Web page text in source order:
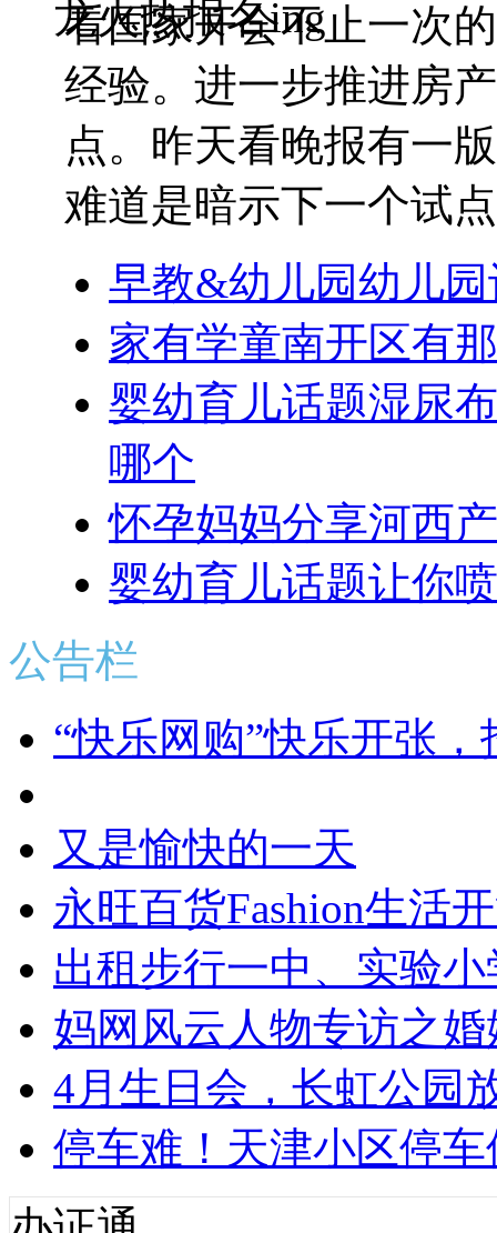
龙火热报名ing
看国家开会不止一次
经验。进一步推进房
点。昨天看晚报有一
难道是暗示下一个试
早教&幼儿园幼儿
家有学童南开区有
婴幼育儿话题湿尿
哪个
怀孕妈妈分享河西
婴幼育儿话题让你
公告栏
“快乐网购”快乐开张，
又是愉快的一天
永旺百货Fashion生活
出租步行一中、实验
妈网风云人物专访之
4月生日会，长虹公园
停车难！天津小区停